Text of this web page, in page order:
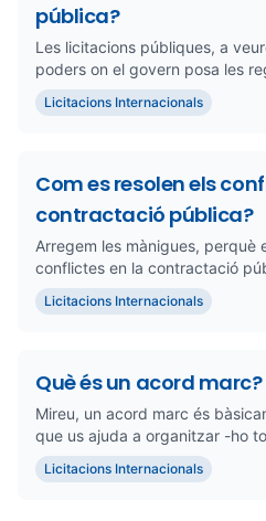
pública?
Les licitacions públiques, a
poders on el govern posa les
lluiten (en una b...
Licitacions Internacionals
Com es resolen els
contractació pública?
Arregem les mànigues, perquè
conflictes en la contractació
petita. Entrar en una lic...
Licitacions Internacionals
Què és un acord marc?
Mireu, un acord marc és
que us ajuda a organitzar -ho
però sense haver d...
Licitacions Internacionals